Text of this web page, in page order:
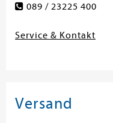
089 / 23225 400
Service & Kontakt
Versand